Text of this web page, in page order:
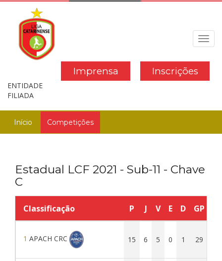
Inscrições
Imprensa
ENTIDADE
FILIADA
Início Competições
Estadual LCF 2021 - Sub-11 - Chave
C
Classificação P J V E D GP
1 APACH CRC 15 6 5 0 1 29